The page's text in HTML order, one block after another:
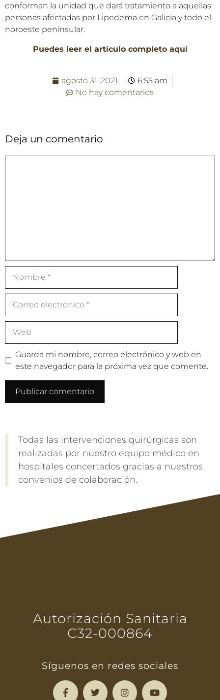
conforman la unidad que dará tratamiento a aquellas
personas afectadas por Lipedema en Galicia y todo el
noroeste peninsular.
Puedes leer el artículo completo aquí
agosto 31, 2021
6:55 am
No hay comentarios
Deja un comentario
Guarda mi nombre, correo electrónico y web en
este navegador para la próxima vez que comente.
Todas las intervenciones quirúrgicas son
realizadas por nuestro equipo médico en
hospitales concertados gracias a nuestros
convenios de colaboración.
Autorización Sanitaria
C32-000864
Síguenos en redes sociales